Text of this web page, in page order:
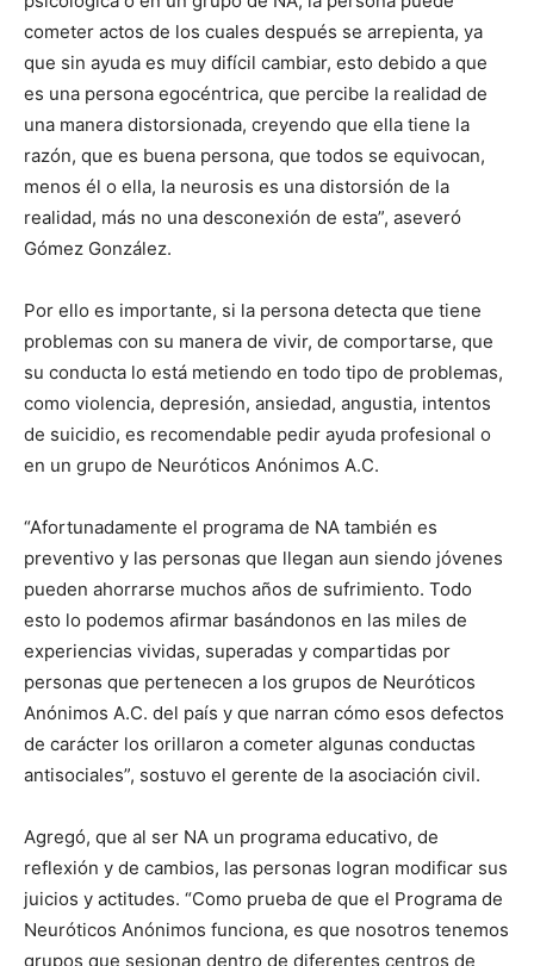
cometer actos de los cuales después se arrepienta, ya
que sin ayuda es muy difícil cambiar, esto debido a que
es una persona egocéntrica, que percibe la realidad de
una manera distorsionada, creyendo que ella tiene la
razón, que es buena persona, que todos se equivocan,
menos él o ella, la neurosis es una distorsión de la
realidad, más no una desconexión de esta”, aseveró
Gómez González.
Por ello es importante, si la persona detecta que tiene
problemas con su manera de vivir, de comportarse, que
su conducta lo está metiendo en todo tipo de problemas,
como violencia, depresión, ansiedad, angustia, intentos
de suicidio, es recomendable pedir ayuda profesional o
en un grupo de Neuróticos Anónimos A.C.
“Afortunadamente el programa de NA también es
preventivo y las personas que llegan aun siendo jóvenes
pueden ahorrarse muchos años de sufrimiento. Todo
esto lo podemos afirmar basándonos en las miles de
experiencias vividas, superadas y compartidas por
personas que pertenecen a los grupos de Neuróticos
Anónimos A.C. del país y que narran cómo esos defectos
de carácter los orillaron a cometer algunas conductas
antisociales”, sostuvo el gerente de la asociación civil.
Agregó, que al ser NA un programa educativo, de
reflexión y de cambios, las personas logran modificar sus
juicios y actitudes. “Como prueba de que el Programa de
Neuróticos Anónimos funciona, es que nosotros tenemos
grupos que sesionan dentro de diferentes centros de